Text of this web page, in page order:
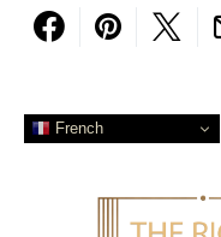
French